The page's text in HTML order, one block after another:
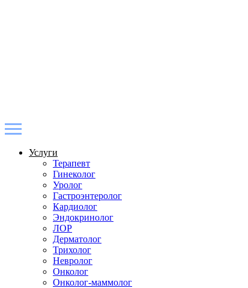
Услуги
Терапевт
Гинеколог
Уролог
Гастроэнтеролог
Кардиолог
Эндокринолог
ЛОР
Дерматолог
Трихолог
Невролог
Онколог
Онколог-маммолог